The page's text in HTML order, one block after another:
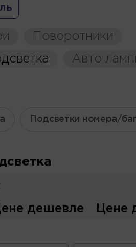
Поворотники
Авто
Подсветки номера/
дешевле Цене